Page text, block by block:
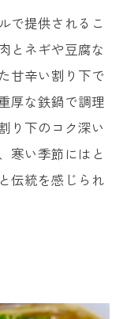
で提供されるこ
とネギや豆腐な
甘辛い割り下で
厚な鉄鍋で調理
り下のコク深い
寒い季節にはと
伝統を感じられ